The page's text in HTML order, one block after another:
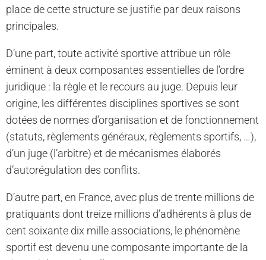
place de cette structure se justifie par deux raisons
principales.
D’une part, toute activité sportive attribue un rôle
éminent à deux composantes essentielles de l’ordre
juridique : la règle et le recours au juge. Depuis leur
origine, les différentes disciplines sportives se sont
dotées de normes d’organisation et de fonctionnement
(statuts, règlements généraux, règlements sportifs, …),
d’un juge (l’arbitre) et de mécanismes élaborés
d’autorégulation des conflits.
D’autre part, en France, avec plus de trente millions de
pratiquants dont treize millions d’adhérents à plus de
cent soixante dix mille associations, le phénomène
sportif est devenu une composante importante de la